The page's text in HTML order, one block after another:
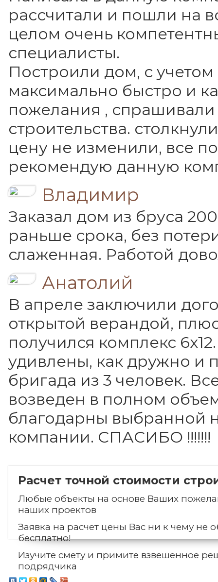
рассчитали и пошли на
целом очень
специалисты.
Построили дом, с
максимально быстро и
пожелания , спрашивали
строительства.
цену не изменили, все
рекомендую данную
Владимир
Заказал дом из бруса
раньше срока, без
слаженная. Работой
Анатолий
В апреле заключили
открытой верандой,
получился комплекс
удивлены, как дружно и
бригада из 3 человек.
возведен в полном
благодарны выбранной
компании. СПАСИБО !!!!!!!
Расчет точной стоимости
Любые объекты на основе Ваших
наших проектов
Заявка на расчет цены Вас ни к чему не
бесплатно!
Изучите смету и примите взвешенное
подрядчика